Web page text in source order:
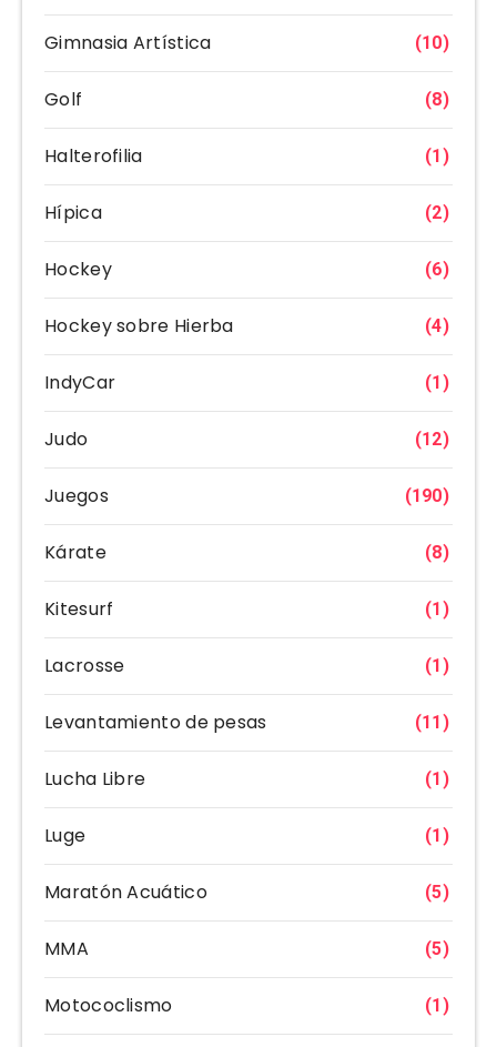
Gimnasia Artística (10)
Golf (8)
Halterofilia (1)
Hípica (2)
Hockey (6)
Hockey sobre Hierba (4)
IndyCar (1)
Judo (12)
Juegos (190)
Kárate (8)
Kitesurf (1)
Lacrosse (1)
Levantamiento de pesas (11)
Lucha Libre (1)
Luge (1)
Maratón Acuático (5)
MMA (5)
Motococlismo (1)